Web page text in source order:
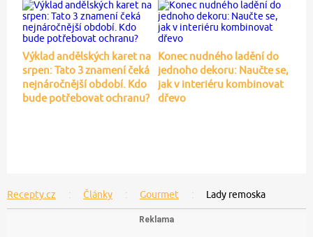
Výklad andělských karet na
srpen: Tato 3 znamení čeká
nejnáročnější období. Kdo
bude potřebovat ochranu?
Konec nudného ladění do
jednoho dekoru: Naučte se,
jak v interiéru kombinovat
dřevo
Recepty.cz Články Gourmet Lady remoska